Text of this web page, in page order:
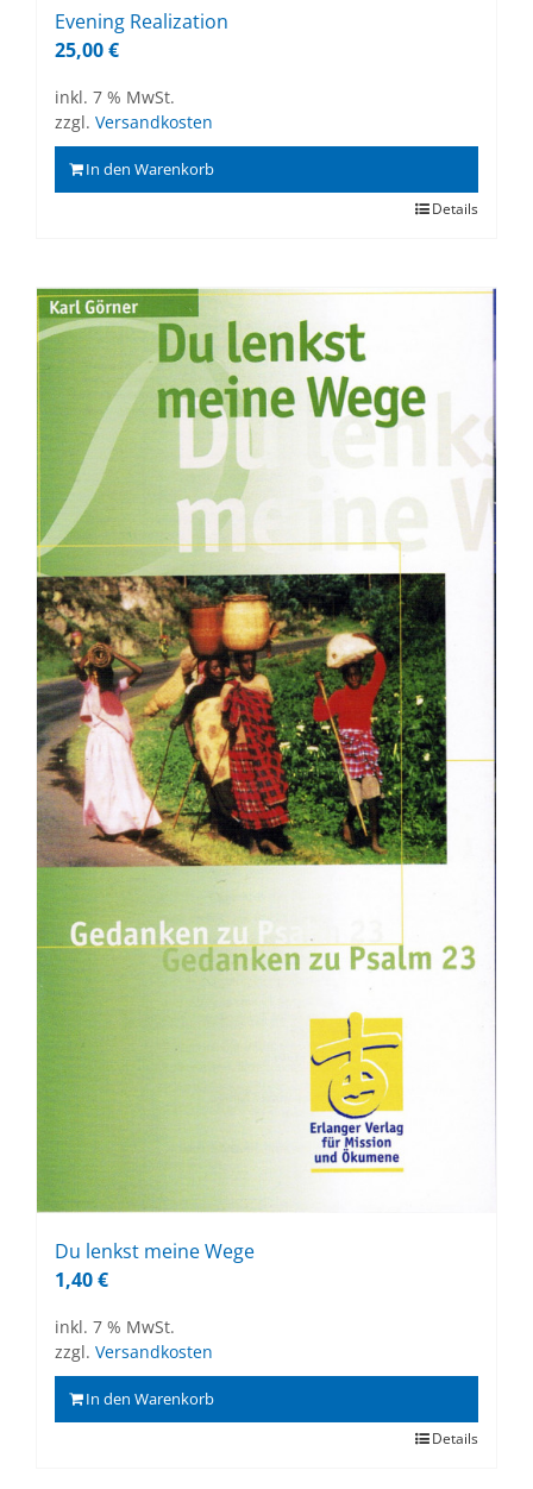
Evening Rea­liza­ti­on
25,00€
inkl. 7 % MwSt.
zzgl. Versandkosten
In den Warenkorb
Details
Du lenkst mei­ne Wege
1,40€
inkl. 7 % MwSt.
zzgl. Versandkosten
In den Warenkorb
Details